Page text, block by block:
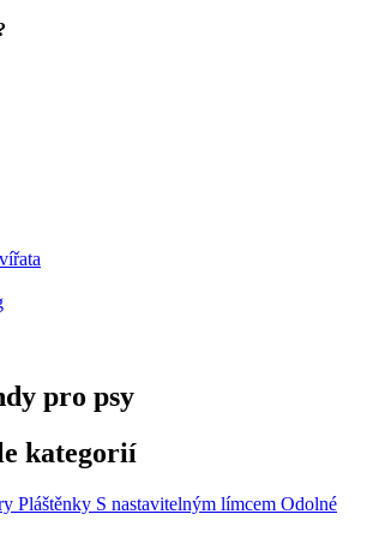
pro psy
kategorií
Pláštěnky S nastavitelným límcem Odolné